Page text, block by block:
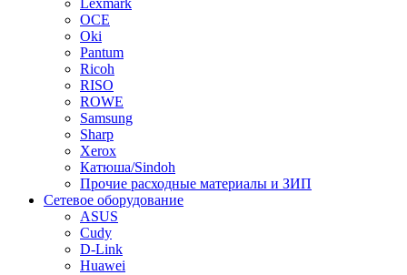
Lexmark
OCE
Oki
Pantum
Ricoh
RISO
ROWE
Samsung
Sharp
Xerox
Катюша/Sindoh
Прочие расходные материалы и ЗИП
Сетевое оборудование
ASUS
Cudy
D-Link
Huawei